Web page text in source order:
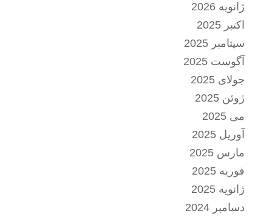
ژانویه 2026
اکتبر 2025
سپتامبر 2025
آگوست 2025
جولای 2025
ژوئن 2025
می 2025
آوریل 2025
مارس 2025
فوریه 2025
ژانویه 2025
دسامبر 2024